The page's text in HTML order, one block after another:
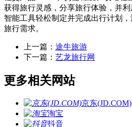
获得旅行灵感，分享旅行体验，并
智能工具轻松制定并完成出行计划
旅行需求。
上一篇： 途牛旅游
下一篇： 艺龙旅行网
更多相关网站
京东(JD.COM)
淘宝
抖音